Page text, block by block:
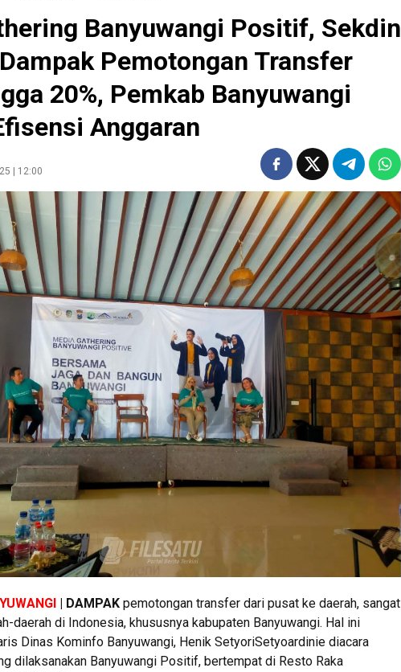
Banyuwangi Positif, Sekdin
Pemotongan Transfer
20%, Pemkab Banyuwangi
Anggaran
| 12:00
| DAMPAK pemotongan transfer dari pusat ke daerah, sangat
daerah di Indonesia, khususnya kabupaten Banyuwangi. Hal ini
Dinas Kominfo Banyuwangi, Henik SetyoriSetyoardinie diacara
dilaksanakan Banyuwangi Positif, bertempat di Resto Raka